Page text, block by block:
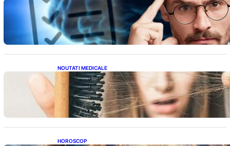
Inteligența dincolo de note: Semnele unui IQ
ridicat care nu țin de școală
NOUTATI MEDICALE
Semnele unei deficiențe de proteine:
Impactul asupra sănătății tale
HOROSCOP